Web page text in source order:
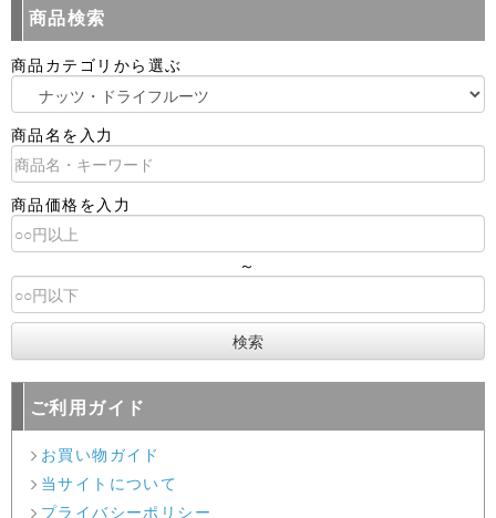
商品検索
商品カテゴリから選ぶ
商品名を入力
商品価格を入力
～
ご利用ガイド
お買い物ガイド
当サイトについて
プライバシーポリシー